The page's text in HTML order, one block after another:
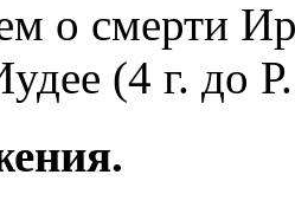
о смерти
(4 г. до